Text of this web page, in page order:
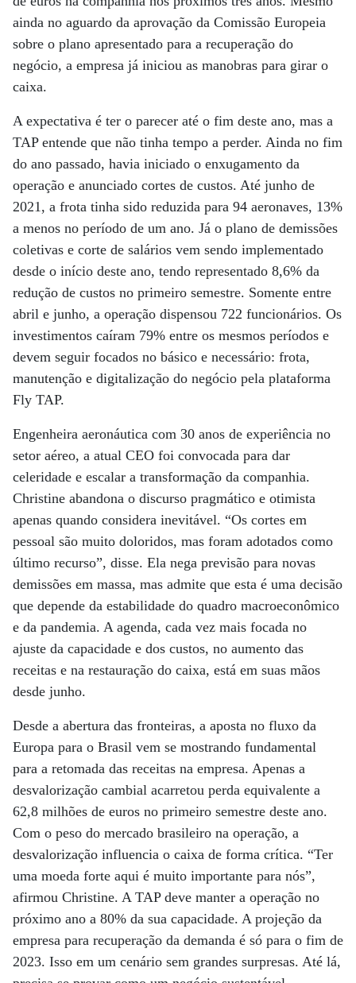
ainda no aguardo da aprovação da Comissão Europeia
sobre o plano apresentado para a recuperação do
negócio, a empresa já iniciou as manobras para girar o
caixa.
A expectativa é ter o parecer até o fim deste ano, mas a
TAP entende que não tinha tempo a perder. Ainda no fim
do ano passado, havia iniciado o enxugamento da
operação e anunciado cortes de custos. Até junho de
2021, a frota tinha sido reduzida para 94 aeronaves, 13%
a menos no período de um ano. Já o plano de demissões
coletivas e corte de salários vem sendo implementado
desde o início deste ano, tendo representado 8,6% da
redução de custos no primeiro semestre. Somente entre
abril e junho, a operação dispensou 722 funcionários. Os
investimentos caíram 79% entre os mesmos períodos e
devem seguir focados no básico e necessário: frota,
manutenção e digitalização do negócio pela plataforma
Fly TAP.
Engenheira aeronáutica com 30 anos de experiência no
setor aéreo, a atual CEO foi convocada para dar
celeridade e escalar a transformação da companhia.
Christine abandona o discurso pragmático e otimista
apenas quando considera inevitável. “Os cortes em
pessoal são muito doloridos, mas foram adotados como
último recurso”, disse. Ela nega previsão para novas
demissões em massa, mas admite que esta é uma decisão
que depende da estabilidade do quadro macroeconômico
e da pandemia. A agenda, cada vez mais focada no
ajuste da capacidade e dos custos, no aumento das
receitas e na restauração do caixa, está em suas mãos
desde junho.
Desde a abertura das fronteiras, a aposta no fluxo da
Europa para o Brasil vem se mostrando fundamental
para a retomada das receitas na empresa. Apenas a
desvalorização cambial acarretou perda equivalente a
62,8 milhões de euros no primeiro semestre deste ano.
Com o peso do mercado brasileiro na operação, a
desvalorização influencia o caixa de forma crítica. “Ter
uma moeda forte aqui é muito importante para nós”,
afirmou Christine. A TAP deve manter a operação no
próximo ano a 80% da sua capacidade. A projeção da
empresa para recuperação da demanda é só para o fim de
2023. Isso em um cenário sem grandes surpresas. Até lá,